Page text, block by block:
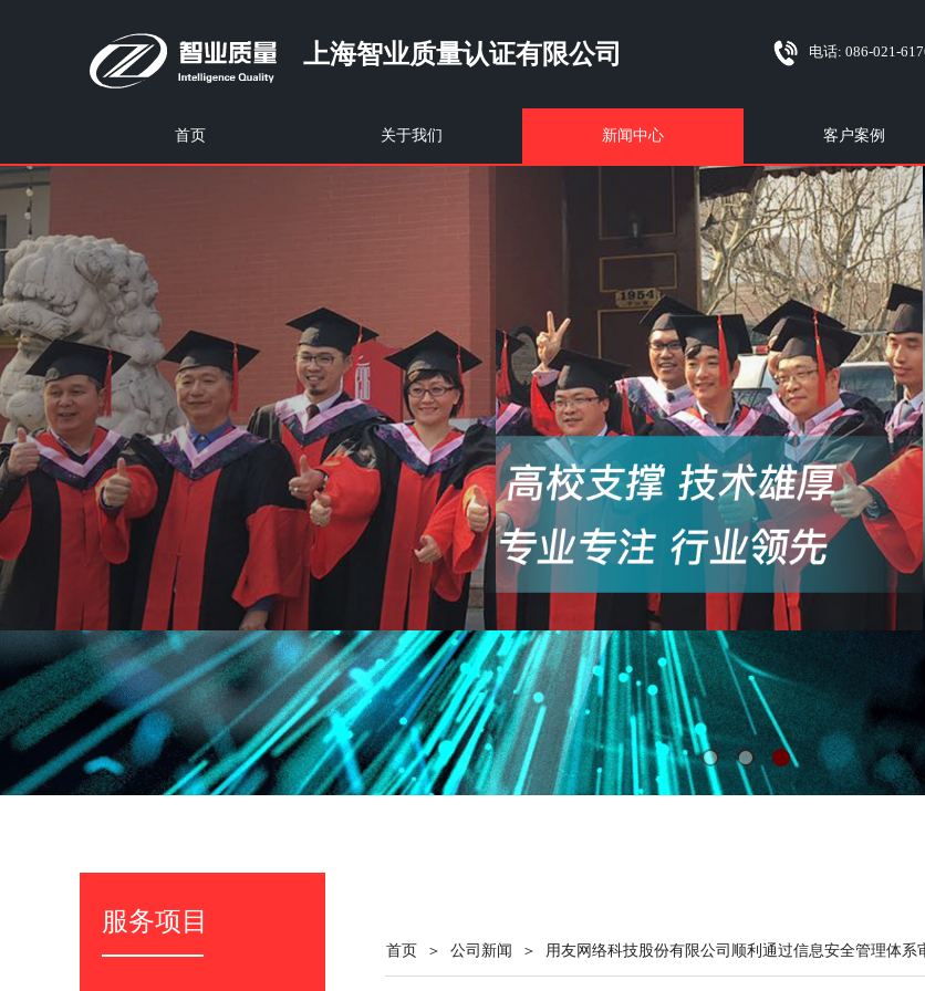
电话: 086-021-
上海智业质量认证有限公司
首页 关于我们 新闻中心 客户案例
服务项目
首页 ＞ 公司新闻 ＞ 用友网络科技股份有限公司顺利通过信息安全管理体系